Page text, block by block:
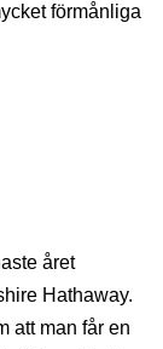
förmånliga
året
Hathaway.
att man får en